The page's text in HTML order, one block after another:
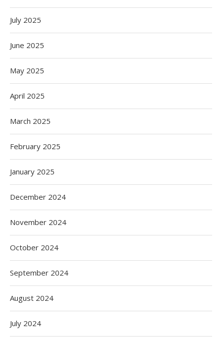
July 2025
June 2025
May 2025
April 2025
March 2025
February 2025
January 2025
December 2024
November 2024
October 2024
September 2024
August 2024
July 2024